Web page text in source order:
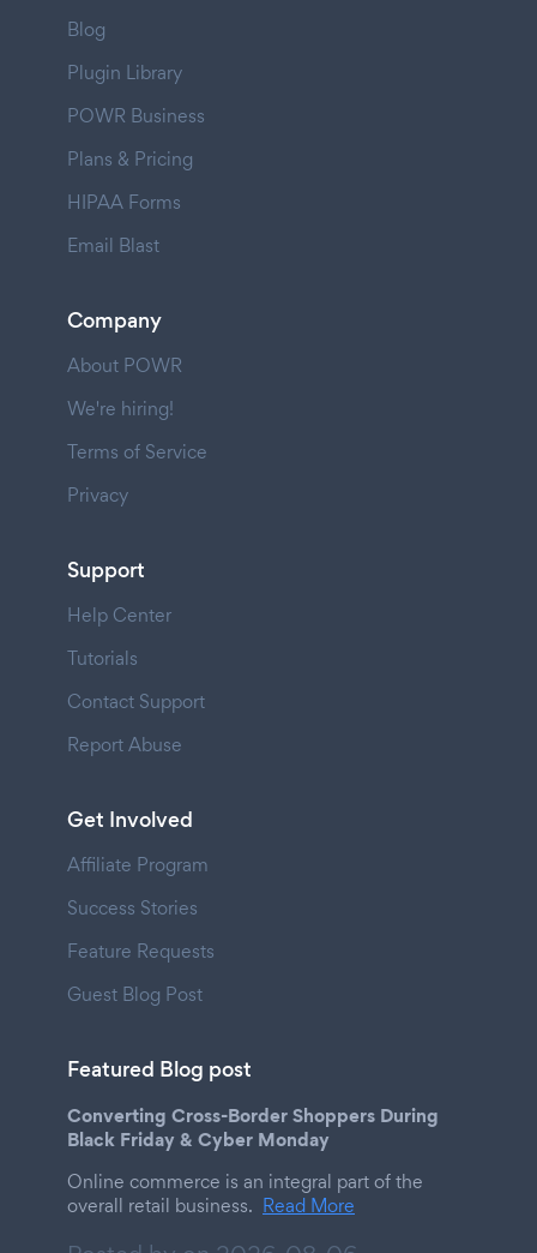
Blog
Plugin Library
POWR Business
Plans & Pricing
HIPAA Forms
Email Blast
Company
About POWR
We're hiring!
Terms of Service
Privacy
Support
Help Center
Tutorials
Contact Support
Report Abuse
Get Involved
Affiliate Program
Success Stories
Feature Requests
Guest Blog Post
Featured Blog post
Converting Cross-Border Shoppers During
Black Friday & Cyber Monday
Online commerce is an integral part of the
overall retail business. Read More